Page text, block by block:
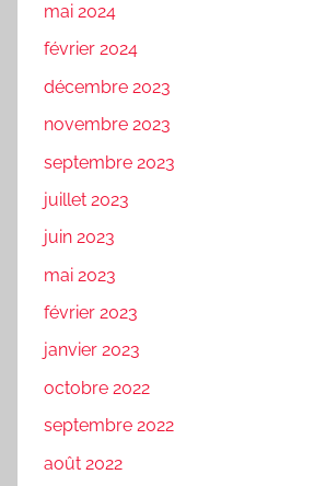
mai 2024
février 2024
décembre 2023
novembre 2023
septembre 2023
juillet 2023
juin 2023
mai 2023
février 2023
janvier 2023
octobre 2022
septembre 2022
août 2022